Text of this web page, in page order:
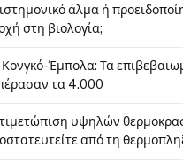
άλμα ή
στη βιολογία;
Έμπολα: Τα
τα 4.000
υψηλών
από τη